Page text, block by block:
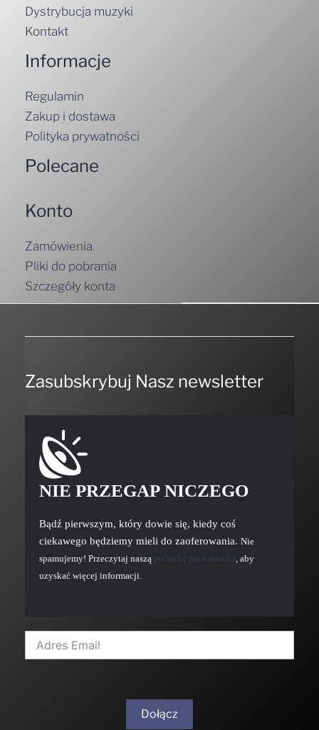
Dystrybucja muzyki
Kontakt
Informacje
Regulamin
Zakup i dostawa
Polityka prywatności
Polecane
Konto
Zamówienia
Pliki do pobrania
Szczegóły konta
Zasubskrybuj Nasz newsletter
NIE PRZEGAP NICZEGO
Bądź pierwszym, który dowie się, kiedy coś
ciekawego będziemy mieli do zaoferowania. Nie
spamujemy! Przeczytaj naszą politykę prywatności , aby
uzyskać więcej informacji.
Dołącz